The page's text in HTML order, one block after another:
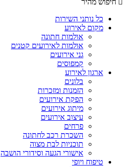
חיפוש מהיר
כל נותני השירות
מקום לאירוע
אולמות חתונה
אולמות לאירועים קטנים
גני אירועים
קמפוסים
ארגון לאירוע
בלונים
הזמנות ומזכרות
הפקת אירועים
מיתוג אירועים
עיצוב אירועים
פרחים
השכרת רכב לחתונה
תוכניות לבת מצוה
אישורי הגעה וסידורי הושבה
טיפוח ויופי